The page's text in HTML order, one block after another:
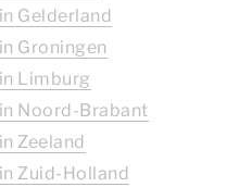
Gelderland
Groningen
Limburg
Noord-Brabant
Zeeland
Zuid-Holland